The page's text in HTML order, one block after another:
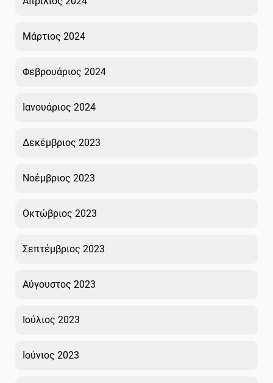
Μάρτιος 2024
Φεβρουάριος 2024
Ιανουάριος 2024
Δεκέμβριος 2023
Νοέμβριος 2023
Οκτώβριος 2023
Σεπτέμβριος 2023
Αύγουστος 2023
Ιούλιος 2023
Ιούνιος 2023